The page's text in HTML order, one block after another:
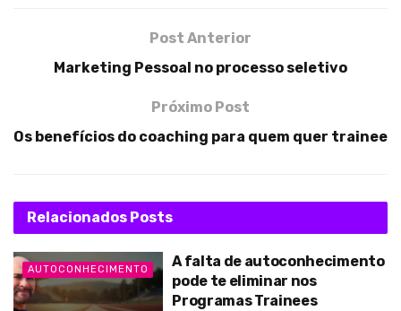
Post Anterior
Marketing Pessoal no processo seletivo
Próximo Post
Os benefícios do coaching para quem quer trainee
Relacionados Posts
AUTOCONHECIMENTO
A falta de autoconhecimento
pode te eliminar nos
Programas Trainees